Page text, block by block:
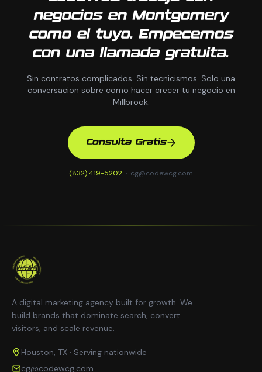
negocios en Montgomery
como el tuyo. Empecemos
con una llamada gratuita.
Sin contratos complicados. Sin tecnicismos. Solo una
conversacion sobre como hacer crecer tu negocio en
Millbrook.
Consulta Gratis
(832) 419-5202 · cg@codewcg.com
A digital marketing agency built for growth. We
build brands that dominate search, convert
visitors, and scale revenue.
Houston, TX · Serving nationwide
cg@codewcg.com